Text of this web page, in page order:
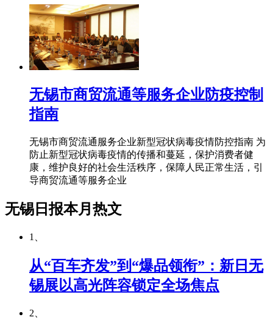
无锡市商贸流通等服务企业防疫控制
指南
无锡市商贸流通服务企业新型冠状病毒疫情防控指南 为
防止新型冠状病毒疫情的传播和蔓延，保护消费者健
康，维护良好的社会生活秩序，保障人民正常生活，引
导商贸流通等服务企业
无锡日报本月热文
1、
从“百车齐发”到“爆品领衔”：新日无
锡展以高光阵容锁定全场焦点
2、